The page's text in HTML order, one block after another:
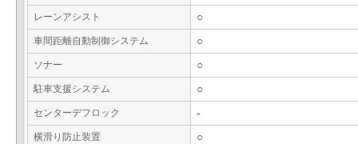
レーンアシスト ○
車間距離自動制御システム ○
ソナー ○
駐車支援システム ○
センターデフロック -
横滑り防止装置 ○